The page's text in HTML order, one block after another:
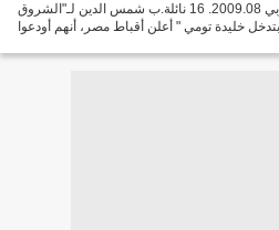
كتابه حول العوانس الشروق العربي 2009.08. 16 نائلة.ب شمس الدين لـ"الشروق
خليدة تومي " أعلن أقباط مصر، أنهم أودعوا